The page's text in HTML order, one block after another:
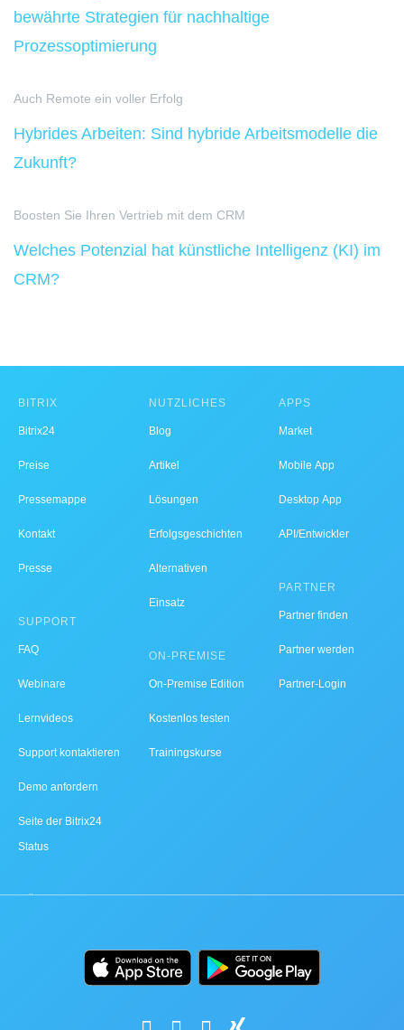
bewährte Strategien für nachhaltige
Prozessoptimierung
Auch Remote ein voller Erfolg
Hybrides Arbeiten: Sind hybride Arbeitsmodelle die
Zukunft?
Boosten Sie Ihren Vertrieb mit dem CRM
Welches Potenzial hat künstliche Intelligenz (KI) im
CRM?
BITRIX
Bitrix24
Preise
Pressemappe
Kontakt
Presse
SUPPORT
FAQ
Webinare
Lernvideos
Support kontaktieren
Demo anfordern
Seite der Bitrix24
Status
NÜTZLICHES
Blog
Artikel
Lösungen
Erfolgsgeschichten
Alternativen
Einsatz
ON-PREMISE
On-Premise Edition
Kostenlos testen
Trainingskurse
APPS
Market
Mobile App
Desktop App
API/Entwickler
PARTNER
Partner finden
Partner werden
Partner-Login